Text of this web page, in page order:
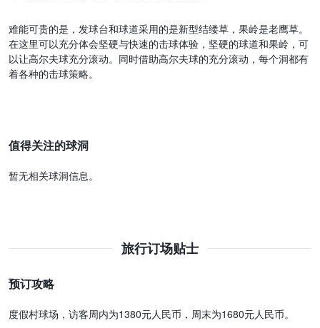
难能可贵的是，发球台和球道采用的是新型结缕草，果岭是老鹰草。
在这里可以充分体会坚硬与快速的击球体验，坚硬的球道和果岭，可
以让高尔夫球充分滚动。同时借助高尔夫球的充分滚动，每个洞都有
着各种的击球策略。
值得关注的球洞
暂无相关球洞信息。
旅行订场贴士
预订攻略
度假村球场，访客周内为1380元人民币，周末为1680元人民币。